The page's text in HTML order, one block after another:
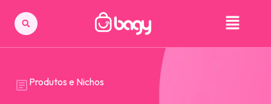
Produtos e Nichos